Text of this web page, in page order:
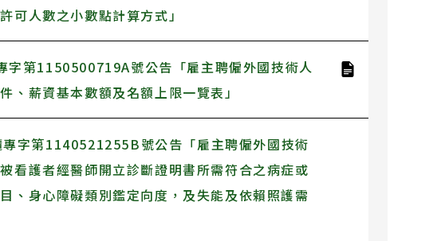
可人數之小數點計算方式」
字第1150500719A號公告「雇主聘僱外國技術人
、薪資基本數額及名額上限一覽表」
字第1140521255B號公告「雇主聘僱外國技術
看護者經醫師開立診斷證明書所需符合之病症或
、身心障礙類別鑑定向度，及失能及依賴照護需